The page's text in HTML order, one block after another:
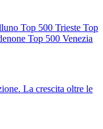
Top 500 Trieste Top
Top 500 Venezia
La crescita oltre le